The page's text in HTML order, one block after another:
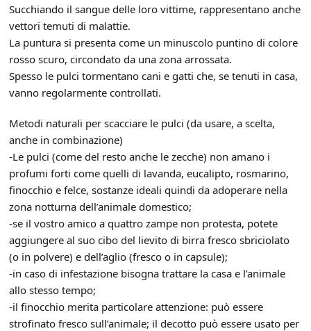
Succhiando il sangue delle loro vittime, rappresentano anche
vettori temuti di malattie.
La puntura si presenta come un minuscolo puntino di colore
rosso scuro, circondato da una zona arrossata.
Spesso le pulci tormentano cani e gatti che, se tenuti in casa,
vanno regolarmente controllati.
Metodi naturali per scacciare le pulci (da usare, a scelta,
anche in combinazione)
-Le pulci (come del resto anche le zecche) non amano i
profumi forti come quelli di lavanda, eucalipto, rosmarino,
finocchio e felce, sostanze ideali quindi da adoperare nella
zona notturna dell’animale domestico;
-se il vostro amico a quattro zampe non protesta, potete
aggiungere al suo cibo del lievito di birra fresco sbriciolato
(o in polvere) e dell’aglio (fresco o in capsule);
-in caso di infestazione bisogna trattare la casa e l’animale
allo stesso tempo;
-il finocchio merita particolare attenzione: può essere
strofinato fresco sull’animale; il decotto può essere usato per